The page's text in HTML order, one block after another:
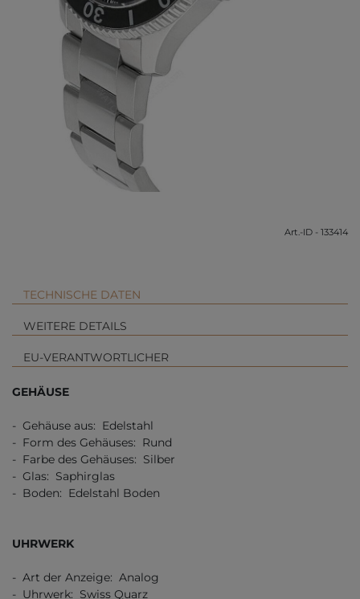
Art.-ID - 133414
TECHNISCHE DATEN
WEITERE DETAILS
EU-VERANTWORTLICHER
GEHÄUSE
- Gehäuse aus: Edelstahl
- Form des Gehäuses: Rund
- Farbe des Gehäuses: Silber
- Glas: Saphirglas
- Boden: Edelstahl Boden
UHRWERK
- Art der Anzeige: Analog
- Uhrwerk: Swiss Quarz